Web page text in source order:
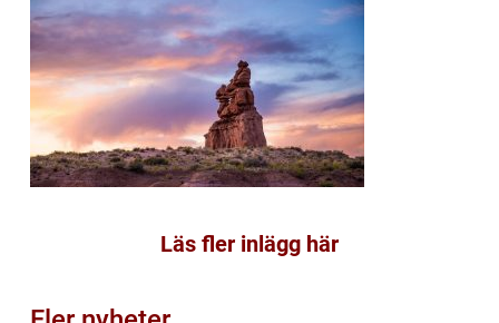
Läs fler inlägg här